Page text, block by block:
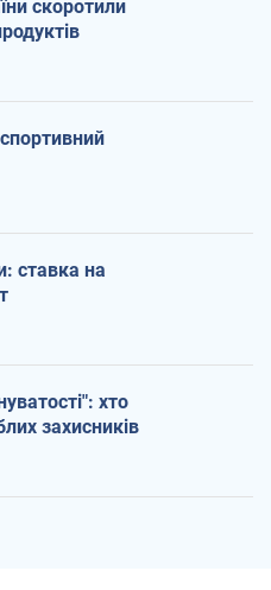
скоротили
ставка на
хто
захисників